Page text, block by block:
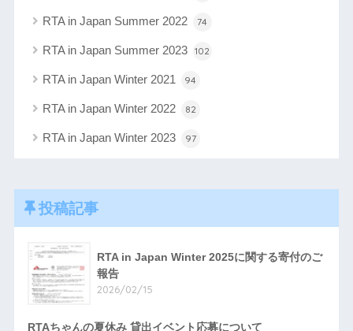
RTA in Japan Summer 2022 74
RTA in Japan Summer 2023 102
RTA in Japan Winter 2021 94
RTA in Japan Winter 2022 82
RTA in Japan Winter 2023 97
投稿記事
RTA in Japan Winter 2025に関する寄付のご
報告
2026/02/15
RTAちゃんの夏休み 貸出イベント応募について